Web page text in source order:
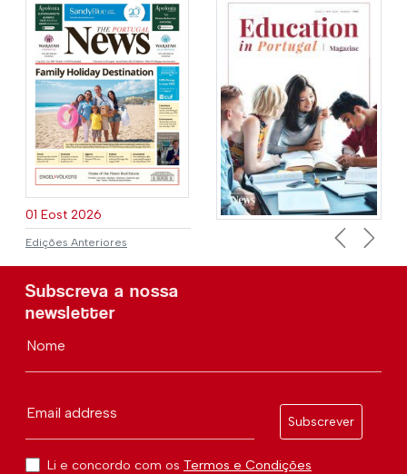
01 Eost 2026
Edições Anteriores Previous
Next
Subscreva a nossa
newsletter
Nome
Email address
Subscrever
Li e concordo com os Termos e Condições